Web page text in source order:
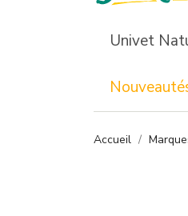
Univet
Accueil